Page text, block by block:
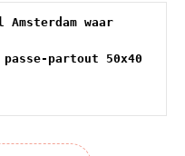
waar
partout 50x40